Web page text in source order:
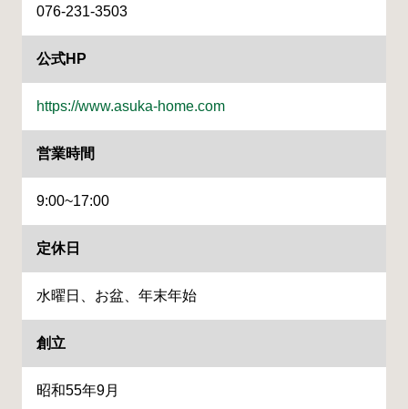
076-231-3503
公式HP
https://www.asuka-home.com
営業時間
9:00~17:00
定休日
水曜日、お盆、年末年始
創立
昭和55年9月